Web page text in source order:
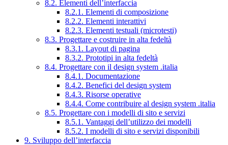
8.2. Elementi dell’interfaccia
8.2.1. Elementi di composizione
8.2.2. Elementi interattivi
8.2.3. Elementi testuali (microtesti)
8.3. Progettare e costruire in alta fedeltà
8.3.1. Layout di pagina
8.3.2. Prototipi in alta fedeltà
8.4. Progettare con il design system .italia
8.4.1. Documentazione
8.4.2. Benefici del design system
8.4.3. Risorse operative
8.4.4. Come contribuire al design system .italia
8.5. Progettare con i modelli di sito e servizi
8.5.1. Vantaggi dell’utilizzo dei modelli
8.5.2. I modelli di sito e servizi disponibili
9. Sviluppo dell’interfaccia